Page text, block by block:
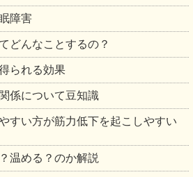
障害
どんなことするの？
られる効果
係について豆知識
すい方が筋力低下を起こしやすい
温める？のか解説